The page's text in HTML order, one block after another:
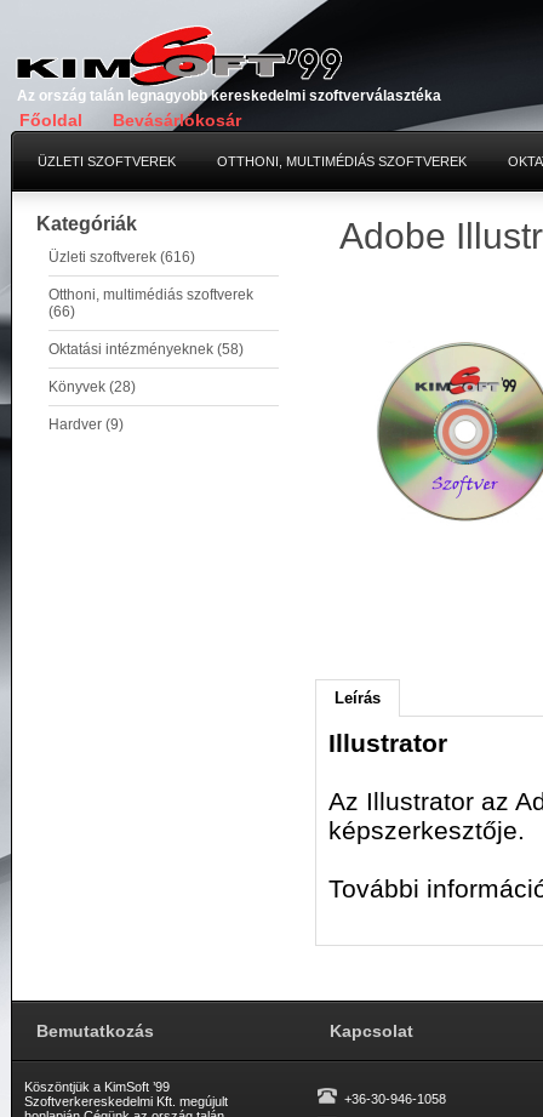
Főoldal Bevásárlókosár
Az ország talán legnagyobb kereskedelmi szoftverválasztéka
ÜZLETI SZOFTVEREK OTTHONI, MULTIMÉDIÁS SZOFTVEREK
Kategóriák
Üzleti szoftverek (616)
Otthoni, multimédiás szoftverek
(66)
Oktatási intézményeknek (58)
Könyvek (28)
Hardver (9)
Adobe
Leírás
Illustrator
Az Illustrator az
képszerkesztője.
További
Bemutatkozás
Köszöntjük a KimSoft ’99
Szoftverkereskedelmi Kft. megújult
Kapcsolat
+36-30-946-1058